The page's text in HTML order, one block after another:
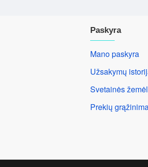
Paskyra
Mano paskyra
Užsakymų
Svetainės
Prekių